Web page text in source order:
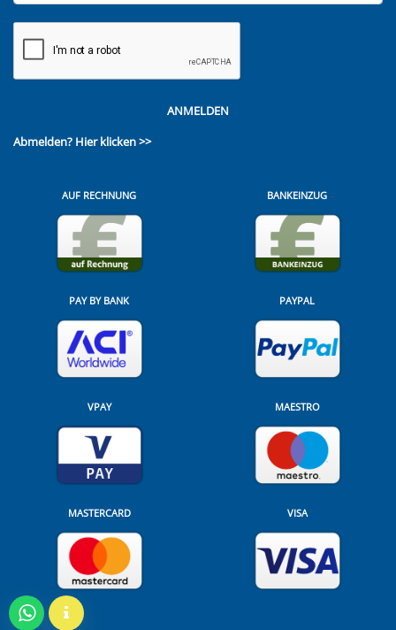
ANMELDEN
Abmelden? Hier klicken >>
AUF RECHNUNG BANKEINZUG
PAY BY BANK PAYPAL
VPAY MAESTRO
MASTERCARD VISA